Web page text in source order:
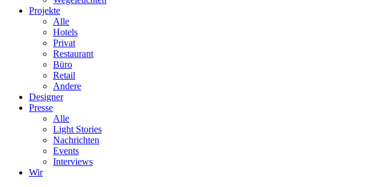
Projekte
Alle
Hotels
Privat
Restaurant
Büro
Retail
Andere
Designer
Presse
Alle
Light Stories
Nachrichten
Events
Interviews
Wir